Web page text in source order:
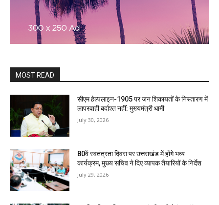
MOST READ
सीएम हेल्पलाइन-1905 पर जन शिकायतों के निस्तारण में
लापरवाही बर्दाश्त नहीं: मुख्यमंत्री धामी
July 30, 2026
80वें स्वतंत्रता दिवस पर उत्तराखंड में होंगे भव्य
कार्यक्रम, मुख्य सचिव ने दिए व्यापक तैयारियों के निर्देश
July 29, 2026